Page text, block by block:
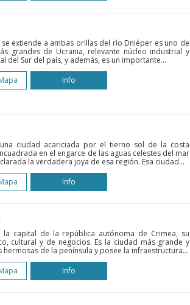
extiende a ambas orillas del río Dniéper es uno de
grandes de Ucrania, relevante núcleo industrial y
del Sur del país, y además, es un importante...
Info
ciudad acariciada por el tierno sol de la costa
en el engarce de las aguas celestes del mar
la verdadera joya de esa región. Esa ciudad...
Info
la capital de la república autónoma de Crimea, su
cultural y de negocios. Es la ciudad más grande y
hermosas de la península y posee la infraestructura...
Info